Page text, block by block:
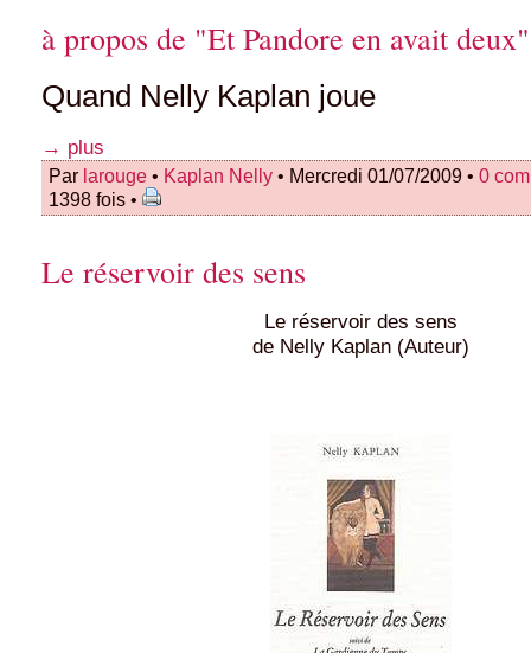
à propos de "Et Pandore en avait deux"
Quand Nelly Kaplan joue
→ plus
Par larouge • Kaplan Nelly • Mercredi 01/07/2009 • 0
1398 fois •
Le réservoir des sens
Le réservoir des sens
de Nelly Kaplan (Auteur)